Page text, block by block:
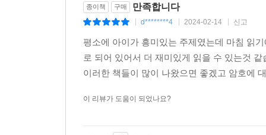
종이책 구매 만족합니다
d********4 2024-02-14 신고
평소에 아이가 흥미있는 주제였는데 마침 읽
로 되어 있어서 더 재미있게 읽을 수 있는것
이러한 책들이 많이 나왔으면 좋겠고 암호에
이 리뷰가 도움이 되었나요?